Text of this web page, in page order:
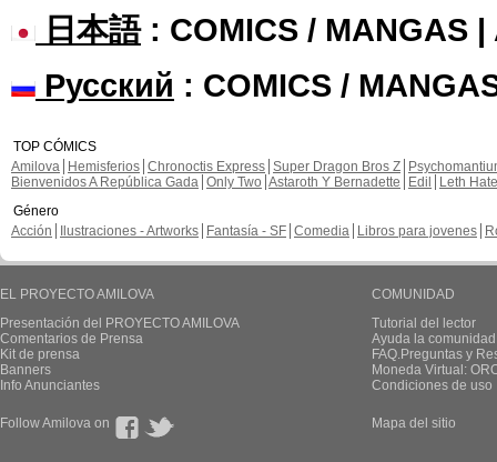
日本語: COMICS / MANGAS |
Русский : COMICS /
TOP CÓMICS
Amilova
Hemisferios Chronoctis Express Super Dragon Bros Z
Bienvenidos A República Gada Only Two Astaroth Y Bernadette Edil
Leth Hate
Género
Acción
Ilustraciones - Artworks Fantasía - SF Comedia Libros para jovenes
EL PROYECTO AMILOVA
Presentación del PROYECTO AMILOVA
Comentarios de Prensa
Kit de prensa
Banners
Info Anunciantes
COMUNIDAD
Tutorial del lector
Ayuda la
FAQ.Preguntas y
Moneda Virtual:
Condiciones de uso
Follow Amilova on Mapa del sitio